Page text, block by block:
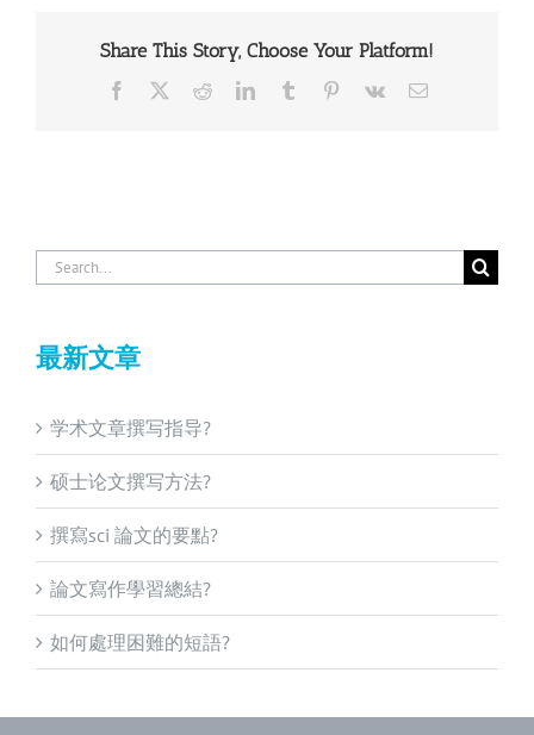
Share This Story, Choose Your Platform!
Facebook RedditLinkedInTumblr Pinterest
Vk Email
Search
for:
最新文章
学术文章撰写指导?
硕士论文撰写方法?
撰寫sci 論文的要點?
論文寫作學習總結?
如何處理困難的短語?